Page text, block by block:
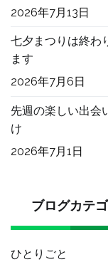
2026年7月13日
七夕まつりは終わ
ます
2026年7月6日
先週の楽しい出会
け
2026年7月1日
ブログカテ
ひとりごと